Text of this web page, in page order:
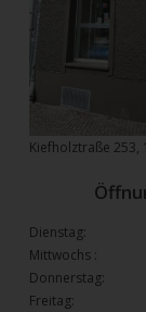
Kiefholztraße 253,
Dienstag:
Mittwochs :
Donnerstag:
Freitag: